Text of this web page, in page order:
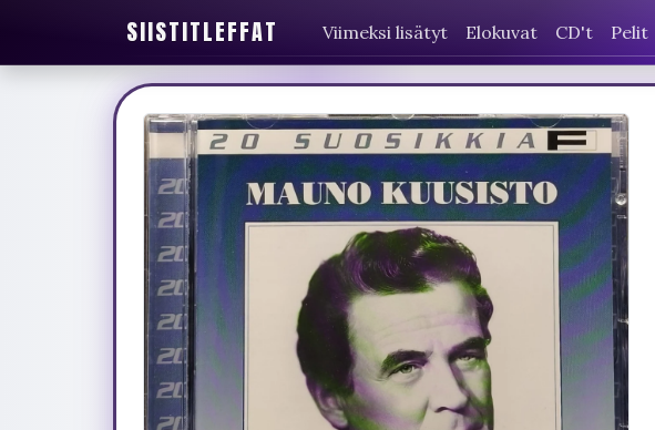
SIISTITLEFFAT Viimeksi lisätyt Elokuvat CD't Pelit